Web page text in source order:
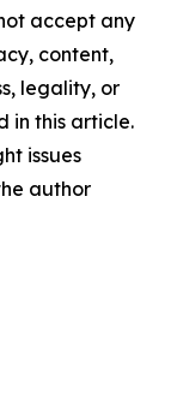
accept any
content,
legality, or
in this article.
issues
author